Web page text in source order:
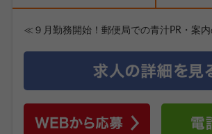
≪９月勤務開始！郵便局での青汁PR・案